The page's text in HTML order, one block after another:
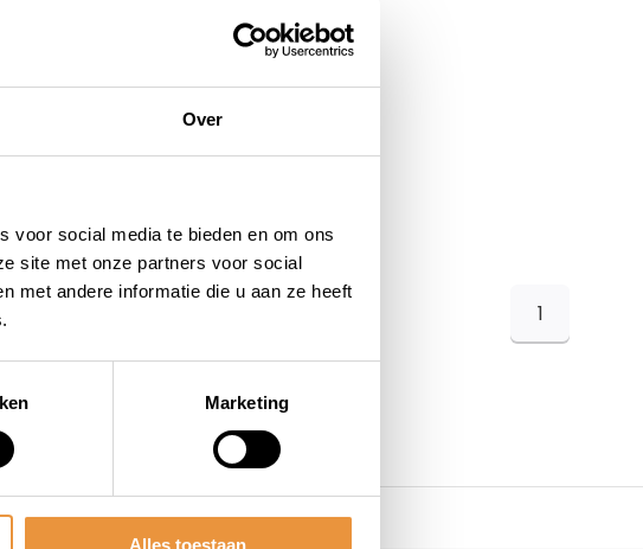
Over
voor social media te bieden en om ons
site met onze partners voor social
met andere informatie die u aan ze heeft
Marketing
Alles toestaan
1